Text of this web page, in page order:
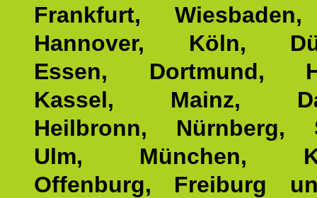
Frankfurt,
Hannover, Köln,
Essen, Dortmund,
Kassel, Mainz,
Heilbronn, Nürnberg,
Ulm, München,
Offenburg, Freiburg